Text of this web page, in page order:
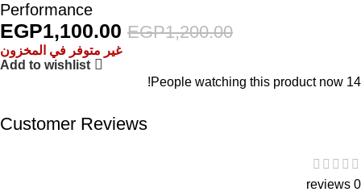
Performance
EGP1,200.00
EGP1,100.00
غير متوفر في المخزون
Add to wishlist
14
People watching this product now!
Customer Reviews
0 reviews